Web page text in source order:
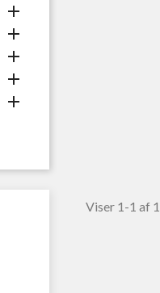





Viser 1-1 af